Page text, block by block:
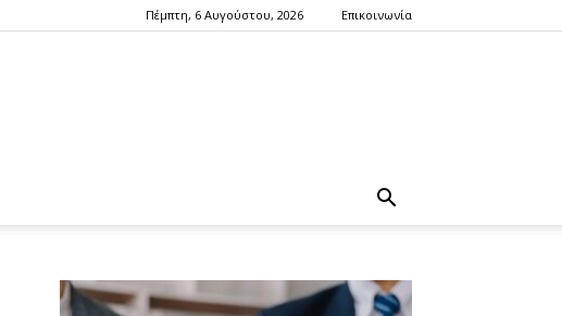
Πέμπτη, 6 Αυγούστου, 2026 Επικοινωνία